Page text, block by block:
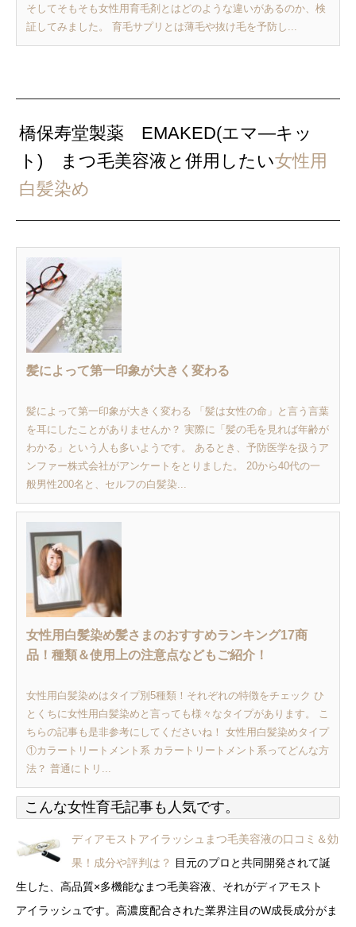
そしてそもそも女性用育毛剤とはどのような違いがあるのか、検
証してみました。 育毛サプリとは薄毛や抜け毛を予防し...
橋保寿堂製薬 EMAKED(エマ―キッ
ト) まつ毛美容液と併用したい女性用
白髪染め
髪によって第一印象が大きく変わる
髪によって第一印象が大きく変わる 「髪は女性の命」と言う言葉
を耳にしたことがありませんか？ 実際に「髪の毛を見れば年齢が
わかる」という人も多いようです。 あるとき、予防医学を扱うア
ンファー株式会社がアンケートをとりました。 20から40代の一
般男性200名と、セルフの白髪染...
女性用白髪染め髪さまのおすすめランキング17商
品！種類＆使用上の注意点などもご紹介！
女性用白髪染めはタイプ別5種類！それぞれの特徴をチェック ひ
とくちに女性用白髪染めと言っても様々なタイプがあります。 こ
ちらの記事も是非参考にしてくださいね！ 女性用白髪染めタイプ
①カラートリートメント系 カラートリートメント系ってどんな方
法？ 普通にトリ...
こんな女性育毛記事も人気です。
ディアモストアイラッシュまつ毛美容液の口コミ＆効
果！成分や評判は？
目元のプロと共同開発されて誕
生した、高品質×多機能なまつ毛美容液、それがディアモスト
アイラッシュです。高濃度配合された業界注目のW成長成分がま